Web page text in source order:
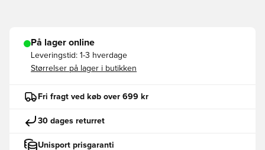
På lager online
Leveringstid: 1-3 hverdage
Størrelser på lager i butikken
Fri fragt ved køb over 699 kr
30 dages returret
Unisport prisgaranti